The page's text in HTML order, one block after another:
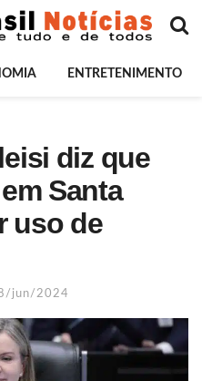
ENTRETENIMENTO
diz que
Santa
uso de
jun/2024